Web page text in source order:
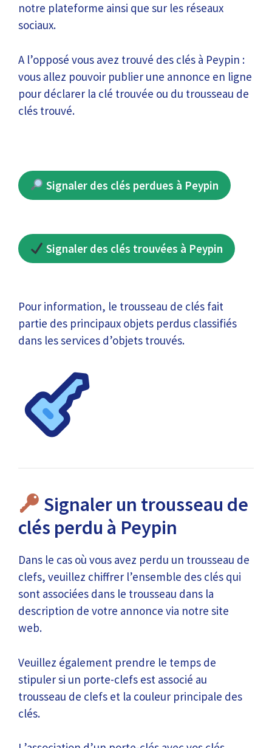
notre plateforme ainsi que sur les réseaux
sociaux.
A l’opposé vous avez trouvé des clés à Peypin :
vous allez pouvoir publier une annonce en ligne
pour déclarer la clé trouvée ou du trousseau de
clés trouvé.
Signaler des clés perdues à Peypin
Signaler des clés trouvées à Peypin
Pour information, le trousseau de clés fait
partie des principaux objets perdus classifiés
dans les services d’objets trouvés.
Signaler un trousseau de
clés perdu à Peypin
Dans le cas où vous avez perdu un trousseau de
clefs, veuillez chiffrer l’ensemble des clés qui
sont associées dans le trousseau dans la
description de votre annonce via notre site
web.
Veuillez également prendre le temps de
stipuler si un porte-clefs est associé au
trousseau de clefs et la couleur principale des
clés.